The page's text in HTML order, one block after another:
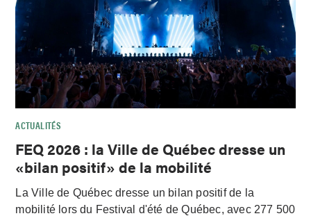
ACTUALITÉS
FEQ 2026 : la Ville de Québec dresse un
«bilan positif» de la mobilité
La Ville de Québec dresse un bilan positif de la
mobilité lors du Festival d'été de Québec, avec 277 500